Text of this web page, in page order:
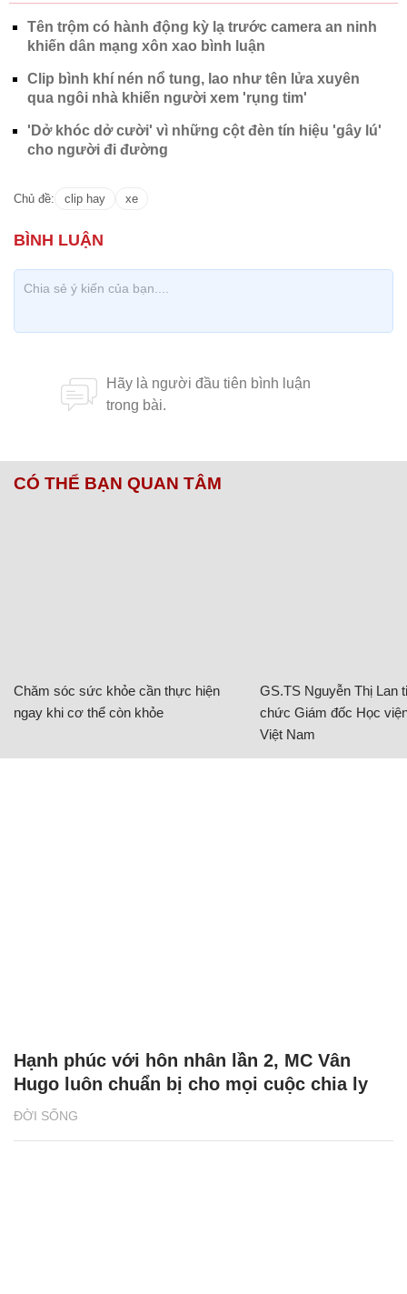
Tên trộm có hành động kỳ lạ trước camera an ninh
khiến dân mạng xôn xao bình luận
Clip bình khí nén nổ tung, lao như tên lửa xuyên
qua ngôi nhà khiến người xem 'rụng tim'
'Dở khóc dở cười' vì những cột đèn tín hiệu 'gây lú'
cho người đi đường
Chủ đề: clip hay xe
CÓ THỂ BẠN QUAN TÂM
Chăm sóc sức khỏe cần thực hiện
ngay khi cơ thể còn khỏe
GS.TS Nguyễn Thị Lan
chức Giám đốc Học
Việt Nam
ĐỜI SỐNG
Hạnh phúc với hôn nhân lần 2, MC Vân
Hugo luôn chuẩn bị cho mọi cuộc chia ly